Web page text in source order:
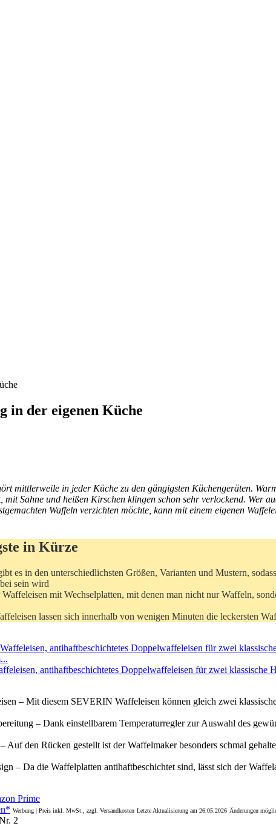
in der eigenen Küche
mittlerweile in jeder Küche zu den gängigsten Küchengeräten.
mit Sahne und heißen Kirschen klingen schon sehr verlockend. Wer
Waffeln verzichten möchte, kann mit einem eigenen
in Kürze
es in den unterschiedlichsten Größen, Varianten und Mustern,
sein wird
mit Wechselplatten, mit denen man nicht nur Waffeln,
lassen sich innerhalb von wenigen Minuten die leckersten
antihaftbeschichtetes Doppelwaffeleisen für zwei klassische
– Mit diesem SEVERIN Waffeleisen können gleich zwei
– Dank einstellbarem Temperaturregler zur Auswahl des
Auf den Rücken gestellt ist der Waffelmaker besonders schmal
– Da die Waffelplatten antihaftbeschichtet sind, lässt sich der
Werbung | Preis inkl. MwSt., zzgl. Versandkosten Letzte Aktualisierung am 26.05.2026 Änderungen
2